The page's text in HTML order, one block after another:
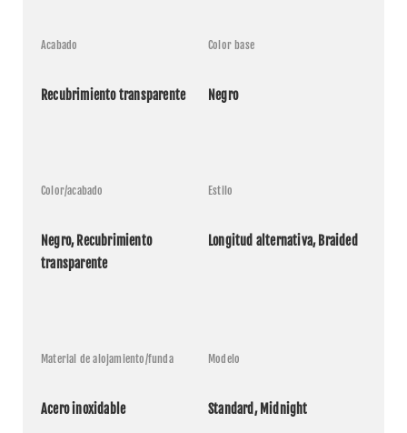
Acabado
Recubrimiento transparente
Color base
Negro
Color/acabado
Negro, Recubrimiento
transparente
Estilo
Longitud alternativa, Braided
Material de alojamiento/funda
Acero inoxidable
Modelo
Standard, Midnight